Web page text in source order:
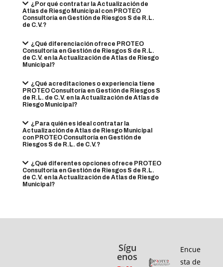
¿Por qué contratar la Actualización de
Atlas de Riesgo Municipal con PROTEO
Consultoría en Gestión de Riesgos S de R.L.
de C.V.?
¿Qué diferenciación ofrece PROTEO
Consultoría en Gestión de Riesgos S de R.L.
de C.V. en la Actualización de Atlas de Riesgo
Municipal?
¿Qué acreditaciones o experiencia tiene
PROTEO Consultoría en Gestión de Riesgos S
de R.L. de C.V. en la Actualización de Atlas de
Riesgo Municipal?
¿Para quién es ideal contratar la
Actualización de Atlas de Riesgo Municipal
con PROTEO Consultoría en Gestión de
Riesgos S de R.L. de C.V.?
¿Qué diferentes opciones ofrece PROTEO
Consultoría en Gestión de Riesgos S de R.L.
de C.V. en la Actualización de Atlas de Riesgo
Municipal?
Sígu
enos
Encue
sta de